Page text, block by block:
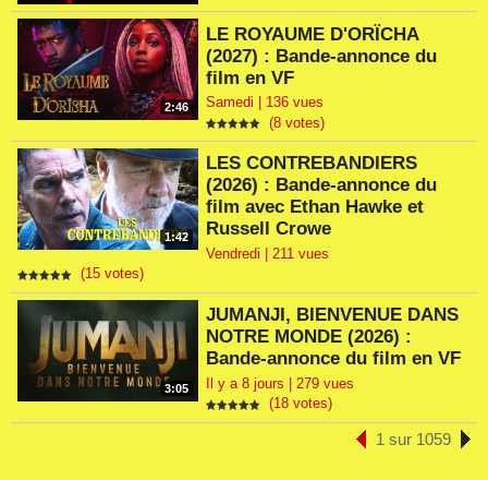
2:46
LE ROYAUME D'ORÏCHA
(2027) : Bande-annonce du
film en VF
Samedi | 136 vues
(8 votes)
1:42
LES CONTREBANDIERS
(2026) : Bande-annonce du
film avec Ethan Hawke et
Russell Crowe
Vendredi | 211 vues
(15 votes)
3:05
JUMANJI, BIENVENUE DANS
NOTRE MONDE (2026) :
Bande-annonce du film en VF
Il y a 8 jours | 279 vues
(18 votes)
1 sur 1059